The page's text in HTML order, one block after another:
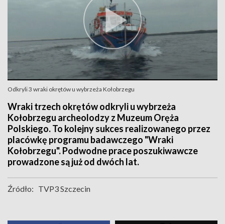
Odkryli 3 wraki okrętów u wybrzeża Kołobrzegu
Wraki trzech okrętów odkryli u wybrzeża
Kołobrzegu archeolodzy z Muzeum Oręża
Polskiego. To kolejny sukces realizowanego przez
placówkę programu badawczego "Wraki
Kołobrzegu". Podwodne prace poszukiwawcze
prowadzone są już od dwóch lat.
Źródło: TVP3 Szczecin